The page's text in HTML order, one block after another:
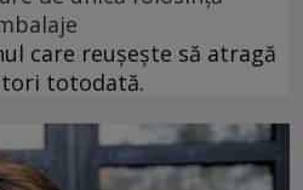
care reușește să atragă
totodată.